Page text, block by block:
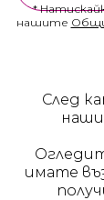
*
нашите
След
имате